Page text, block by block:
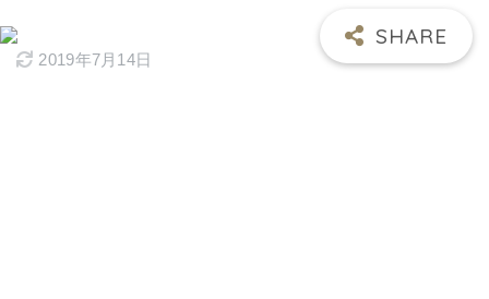
2019年7月14日